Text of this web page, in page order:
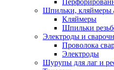
Шпильки, кляймеры
Кляймеры
Шпильки
Электроды и
Проволока
Электроды
Шурупы для лаг и